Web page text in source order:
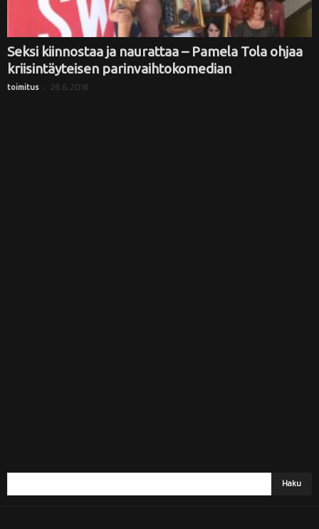
Seksi kiinnostaa ja naurattaa – Pamela Tola ohjaa
kriisintäyteisen parinvaihtokomedian
toimitus - 28.6.2018